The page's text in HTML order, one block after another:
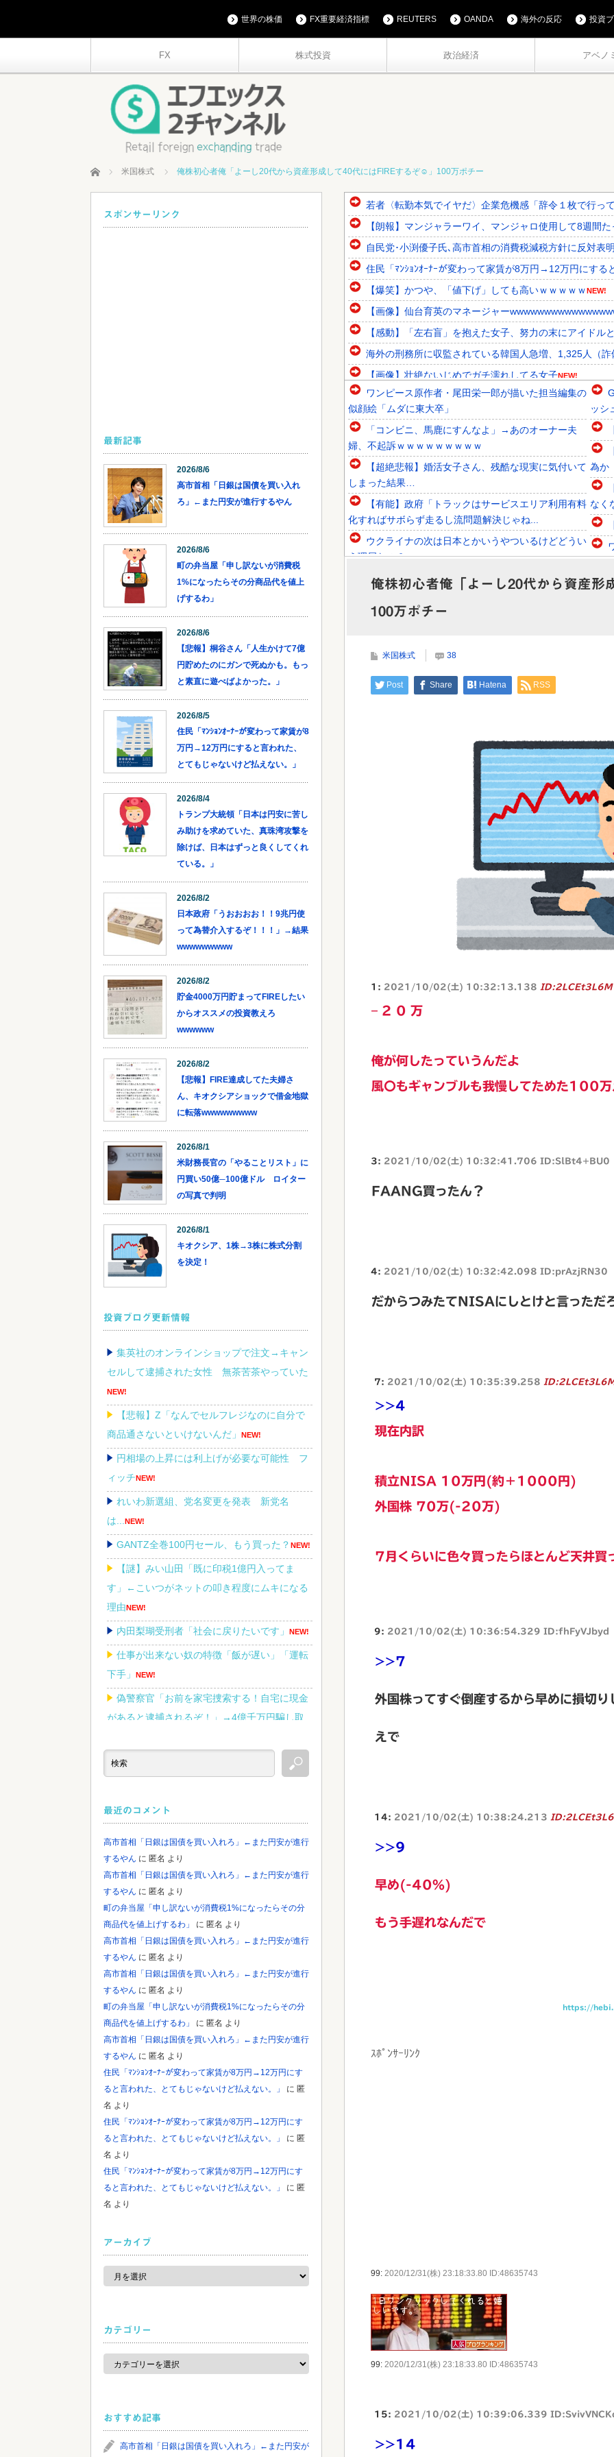
FX 株式投資 政治経済 アベノ
世界の株価 FX重要経済指標 REUTERS OANDA 海外の反応 投資
ホーム 米国株式 俺株初心者俺「よーし20代から資産形成して40代にはFIREするぞ☺」100万ポチー
若者〈転勤本気でイヤだ〉企業危機感「辞令１枚で行っ
【朗報】マンジャラーワイ、マンジャロ使用して8週間
自民党･小渕優子氏､高市首相の消費税減税方針に反対表
住民「ﾏﾝｼｮﾝｵｰﾅｰが変わって家賃が8万円→12万円にする
【爆笑】かつや、「値下げ」しても高いｗｗｗｗｗNEW!
【画像】仙台育英のマネージャー
【感動】「左右盲」を抱えた女子、努力の末にアイドル
海外の刑務所に収監されている韓国人急増、1,325人（
【画像】壮絶ないじめでガチ濡れしてる女子NEW!
韓国人「1592年に現代の機械化部隊がタイムスリップ
韓国人「韓国人組織19名が一斉検挙される！カンボジア
韓国人「日本が東アジア地域で最も高い結婚率と出生
Powered by livedoor 相互RSS
ワンピース原作者・尾田栄一郎が描いた担当編集の
似顔絵「ムダに東大卒」
「コンビニ、馬鹿にすんなよ」→あのオーナー夫
婦、不起訴ｗｗｗｗｗｗｗｗｗ
【超絶悲報】婚活女子さん、残酷な現実に気付いて
しまった結果…
【有能】政府「トラックはサービスエリア利用有料
化すればサボらず走るし流問題解決じゃね...
ウクライナの次は日本とかいうやついるけどどうい
う理屈なの？
【超絶朗報】「れいわ新選組」改め、新党「いのち
の党」爆誕！！！うおおおおおおおお
【画像あり】松屋さん、食器の返却のみならず「仕
ッシ
為か
なく
俺株初心者俺「よーし20代から資産
100万ポチー
米国株式 38
Post Share Hatena RSS
1: 2021/10/02(土) 10:32:13.138 ID:2LCEt3L6M
– 2 0 万
俺が何したっていうんだよ
風〇もギャンブルも我慢してためた100
3: 2021/10/02(土) 10:32:41.706 ID:SlBt4+BU0
FAANG買ったん？
4: 2021/10/02(土) 10:32:42.098 ID:prAzjRN30
だからつみたてNISAにしとけと言っただ
7: 2021/10/02(土) 10:35:39.258
>>4
現在内訳
積立NISA 10万円(約＋1000円)
外国株 70万(-20万)
7月くらいに色々買ったらほとんど天井買
9: 2021/10/02(土) 10:36:54.329 ID:fhFyVJbyd
>>7
外国株ってすぐ倒産するから早めに損切
えで
14: 2021/10/02(土) 10:38:24.213
>>9
早め(-40%)
もう手遅れなんだで
https://
ｽﾎﾟﾝｻｰﾘﾝｸ
99: 2020/12/31(株) 23:18:33.80 ID:48635743
99: 2020/12/31(株) 23:18:33.80 ID:48635743
15: 2021/10/02(土) 10:39:06.339
>>14
スポンサーリンク
最新記事
2026/8/6
高市首相「日銀は国債を買い入れ
ろ」←また円安が進行するやん
2026/8/6
町の弁当屋「申し訳ないが消費税
1%になったらその分商品代を値上
げするわ」
2026/8/6
【悲報】桐谷さん「人生かけて7億
円貯めたのにガンで死ぬかも。もっ
と素直に遊べばよかった。」
2026/8/5
住民「ﾏﾝｼｮﾝｵｰﾅｰが変わって家賃が8
万円→12万円にすると言われた、
とてもじゃないけど払えない。」
2026/8/4
トランプ大統領「日本は円安に苦し
み助けを求めていた、真珠湾攻撃を
除けば、日本はずっと良くしてくれ
ている。」
2026/8/2
日本政府「うおおおお！！9兆円使
って為替介入するぞ！！！」→結果
wwwwwwwww
2026/8/2
貯金4000万円貯まってFIREしたい
からオススメの投資教えろ
wwwwww
2026/8/2
【悲報】FIRE達成してた夫婦さ
ん、キオクシアショックで借金地獄
に転落wwwwwwwww
2026/8/1
米財務長官の「やることリスト」に
円買い50億─100億ドル ロイター
の写真で判明
2026/8/1
キオクシア、1株→3株に株式分割
を決定！
投資ブログ更新情報
集英社のオンラインショップで注文→キャン
セルして逮捕された女性 無茶苦茶やっていた
NEW!
【悲報】Z「なんでセルフレジなのに自分で
商品通さないといけないんだ」
NEW!
円相場の上昇には利上げが必要な可能性 フ
ィッチNEW!
れいわ新選組、党名変更を発表 新党名
は...
NEW!
GANTZ全巻100円セール、もう買った？ NEW!
【謎】みい山田「既に印税1億円入ってま
す」←こいつがネットの叩き程度にムキになる
理由NEW!
内田梨瑚受刑者「社会に戻りたいです」 NEW!
仕事が出来ない奴の特徴「飯が遅い」「運転
下手」
NEW!
偽警察官「お前を家宅捜索する！自宅に現金
があると逮捕されるぞ！」→4億千万円騙し取
Powered by livedoor 相互RSS
最近のコメント
高市首相「日銀は国債を買い入れろ」←また円安が進行
するやん に 匿名 より
高市首相「日銀は国債を買い入れろ」←また円安が進行
するやん に 匿名 より
町の弁当屋「申し訳ないが消費税1%になったらその分
商品代を値上げするわ」
に 匿名 より
高市首相「日銀は国債を買い入れろ」←また円安が進行
するやん に 匿名 より
高市首相「日銀は国債を買い入れろ」←また円安が進行
するやん に 匿名 より
町の弁当屋「申し訳ないが消費税1%になったらその分
商品代を値上げするわ」
に 匿名 より
高市首相「日銀は国債を買い入れろ」←また円安が進行
するやん に 匿名 より
住民「ﾏﾝｼｮﾝｵｰﾅｰが変わって家賃が8万円→12万円にす
ると言われた、とてもじゃないけど払えない。」
に 匿
名 より
住民「ﾏﾝｼｮﾝｵｰﾅｰが変わって家賃が8万円→12万円にす
ると言われた、とてもじゃないけど払えない。」
に 匿
名 より
住民「ﾏﾝｼｮﾝｵｰﾅｰが変わって家賃が8万円→12万円にす
ると言われた、とてもじゃないけど払えない。」
に 匿
名 より
アーカイブ
ア
カ
カテゴリー
カ
ゴ
おすすめ記事
高市首相「日銀は国債を買い入れろ」←また円安が